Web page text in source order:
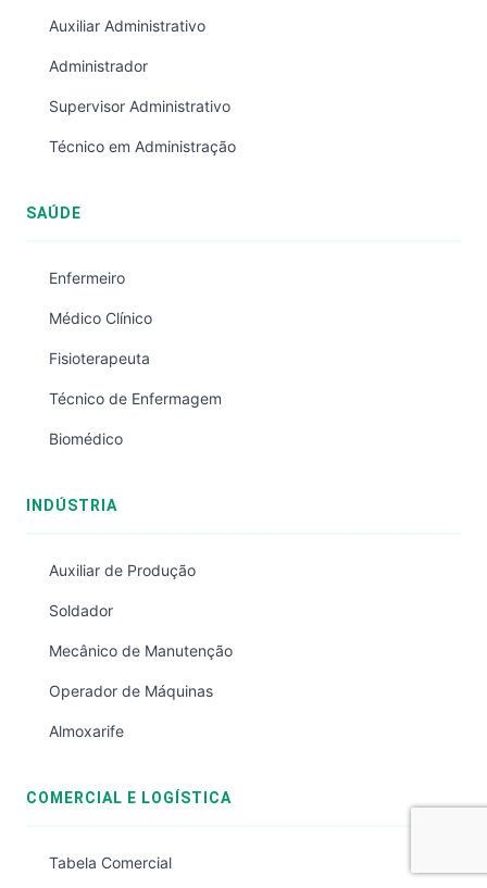
Auxiliar Administrativo
Administrador
Supervisor Administrativo
Técnico em Administração
SAÚDE
Enfermeiro
Médico Clínico
Fisioterapeuta
Técnico de Enfermagem
Biomédico
INDÚSTRIA
Auxiliar de Produção
Soldador
Mecânico de Manutenção
Operador de Máquinas
Almoxarife
COMERCIAL E LOGÍSTICA
Tabela Comercial